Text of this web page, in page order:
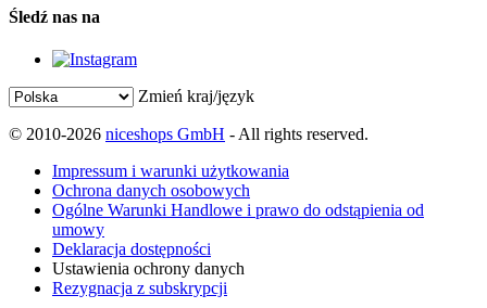
Śledź nas na
Zmień kraj/język
© 2010-2026 niceshops GmbH - All rights reserved.
Impressum i warunki użytkowania
Ochrona danych osobowych
Ogólne Warunki Handlowe i prawo do odstąpienia od
umowy
Deklaracja dostępności
Ustawienia ochrony danych
Rezygnacja z subskrypcji